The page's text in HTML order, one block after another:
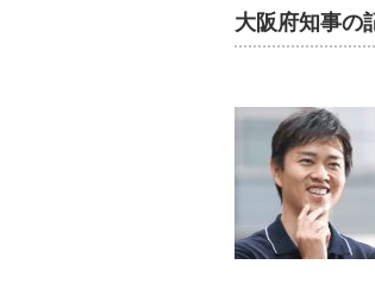
大阪府知事の